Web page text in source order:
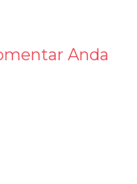
Anda